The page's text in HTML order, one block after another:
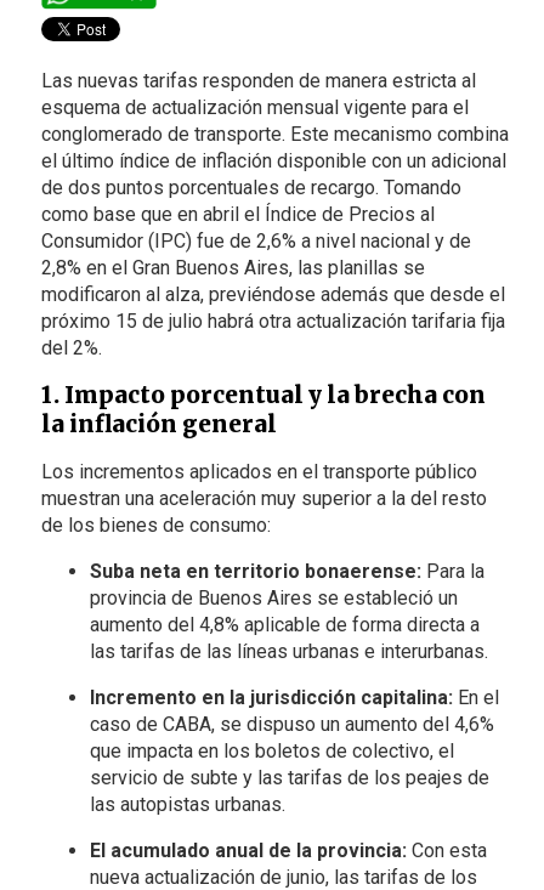
Las nuevas tarifas responden de manera estricta al
esquema de actualización mensual vigente para el
conglomerado de transporte. Este mecanismo combina
el último índice de inflación disponible con un adicional
de dos puntos porcentuales de recargo. Tomando
como base que en abril el Índice de Precios al
Consumidor (IPC) fue de 2,6% a nivel nacional y de
2,8% en el Gran Buenos Aires, las planillas se
modificaron al alza, previéndose además que desde el
próximo 15 de julio habrá otra actualización tarifaria fija
del 2%.
1. Impacto porcentual y la brecha con
la inflación general
Los incrementos aplicados en el transporte público
muestran una aceleración muy superior a la del resto
de los bienes de consumo:
Suba neta en territorio bonaerense: Para la
provincia de Buenos Aires se estableció un
aumento del 4,8% aplicable de forma directa a
las tarifas de las líneas urbanas e interurbanas.
Incremento en la jurisdicción capitalina: En el
caso de CABA, se dispuso un aumento del 4,6%
que impacta en los boletos de colectivo, el
servicio de subte y las tarifas de los peajes de
las autopistas urbanas.
El acumulado anual de la provincia: Con esta
nueva actualización de junio, las tarifas de los